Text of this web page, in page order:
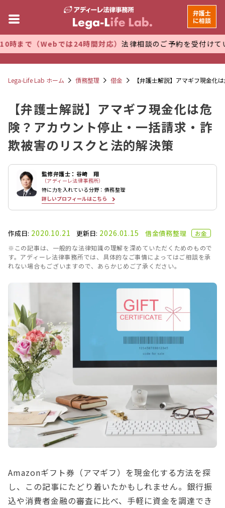
では24時間対応）法律相談のご予約を受付けています。 万
弁護士
に相談
Lega-Life Lab ホーム 債務整理 借金 【弁護士解説】アマギフ現金化
【弁護士解説】アマギフ現金化は危
険？アカウント停止・一括請求・詐
欺被害のリスクと法的解決策
監修弁護士：谷崎 翔
（アディーレ法律事務所）
特に力を入れている分野：債務整理
詳しいプロフィールはこちら
作成日: 2020.10.21 更新日: 2026.01.15 借金債務整理
お金
※この記事は、一般的な法律知識の理解を深めていただくためのもので
す。アディーレ法律事務所では、具体的なご事情によってはご相談を承
れない場合もございますので、あらかじめご了承ください。
Amazonギフト券（アマギフ）を現金化する方法を探
し、この記事にたどり着いたかもしれません。銀行振
込や消費者金融の審査に比べ、手軽に資金を調達でき